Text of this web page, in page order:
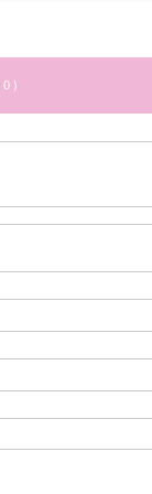
0 )